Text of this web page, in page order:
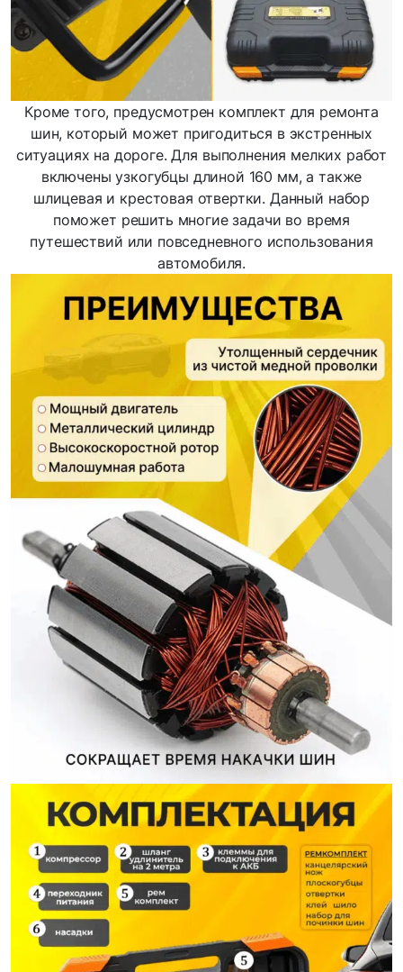
Кроме того, предусмотрен комплект для ремонта
шин, который может пригодиться в экстренных
ситуациях на дороге. Для выполнения мелких работ
включены узкогубцы длиной 160 мм, а также
шлицевая и крестовая отвертки. Данный набор
поможет решить многие задачи во время
путешествий или повседневного использования
автомобиля.